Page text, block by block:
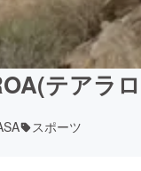
テアラ
スポーツ